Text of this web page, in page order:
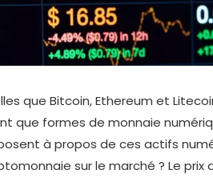
que Bitcoin, Ethereum et
que formes de monnaie
à propos de ces actifs
sur le marché ? Le